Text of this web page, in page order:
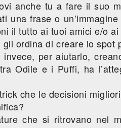
anche tu a fare il suo
una frase o
il tutto ai tuoi amici e/o
ordina di creare lo spot
per aiutarlo,
Odile e i Puffi, ha
che le decisioni
che si ritrovano nel